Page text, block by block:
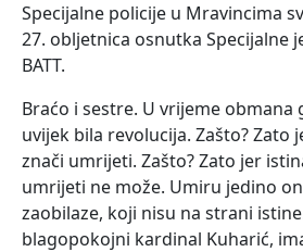
Specijalne policije u Mravincima
27. obljetnica osnutka Specijalne
BATT.
Braćo i sestre. U vrijeme
uvijek bila revolucija. Zašto? Zato
znači umrijeti. Zašto? Zato jer
umrijeti ne može. Umiru jedino
zaobilaze, koji nisu na strani
blagopokojni kardinal Kuharić,